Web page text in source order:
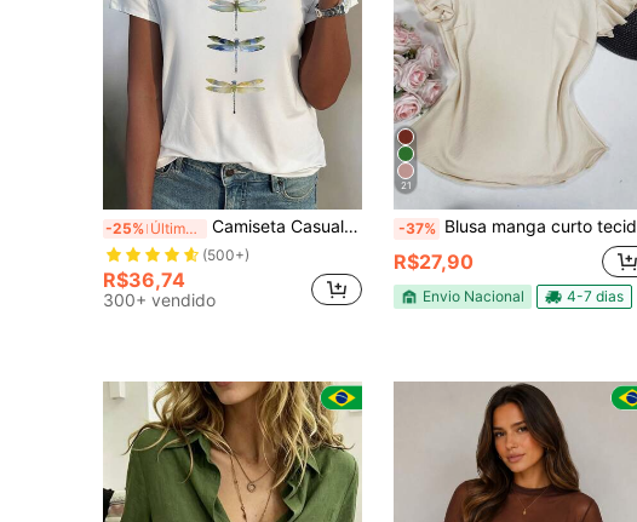
-25% Últimas 4 hrs Camiseta Casual Feminina de Manga Curta com Decote em V, Estampa de Libélula Colorida
(500+)
R$36,74
300+ vendido
21
-37% Blusa manga curto tecido duna fashion
R$27,90
Envio Nacional 4-7 dias